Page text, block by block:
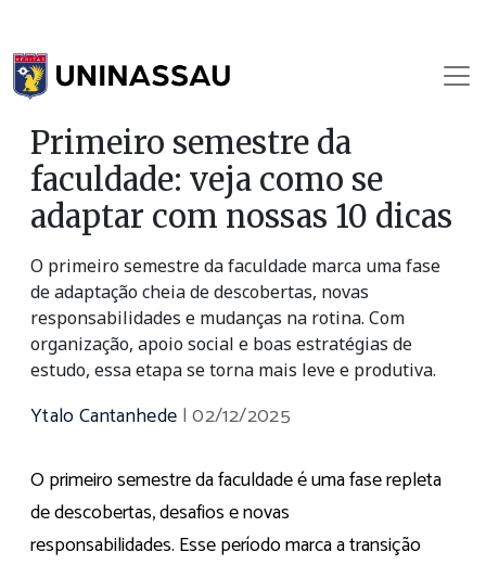
Primeiro semestre da
faculdade: veja como se
adaptar com nossas 10 dicas
O primeiro semestre da faculdade marca uma fase
de adaptação cheia de descobertas, novas
responsabilidades e mudanças na rotina. Com
organização, apoio social e boas estratégias de
estudo, essa etapa se torna mais leve e produtiva.
Ytalo Cantanhede |02/12/2025
O primeiro semestre da faculdade é uma fase repleta
de descobertas, desafios e novas
responsabilidades. Esse período marca a transição